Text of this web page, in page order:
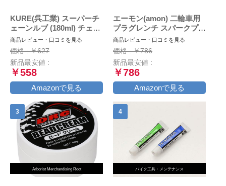
KURE(呉工業) スーパーチ
ェーンルブ (180ml) チェー
ン専用プレミアム潤滑剤 [
品番 ] 1068 [HTRC2.1]
商品レビュー・口コミを見る
価格 : ￥627
新品最安値 :
￥558
Amazonで見る
エーモン(amon) 二輪車用
プラグレンチ スパークプラ
グレンチ バイク用
(16mm・18mm・21mmに
対応) 収納袋付 8844
商品レビュー・口コミを見る
価格 : ￥786
新品最安値 :
￥786
Amazonで見る
Arborist Merchandising Root バイク工具・メンテナンス